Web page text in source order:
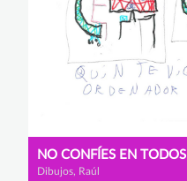
NO CONFÍES EN TODOS
Dibujos, Raúl